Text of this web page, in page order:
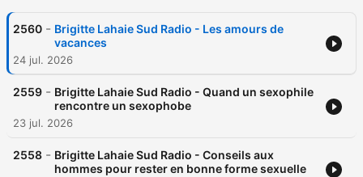
2560 - Brigitte Lahaie Sud Radio - Les amours de
vacances
24 jul. 2026
2559 - Brigitte Lahaie Sud Radio - Quand un sexophile
rencontre un sexophobe
23 jul. 2026
2558 - Brigitte Lahaie Sud Radio - Conseils aux
hommes pour rester en bonne forme sexuelle